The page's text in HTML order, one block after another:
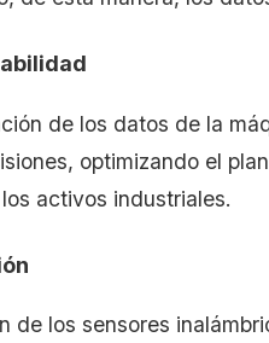
de los datos de la
optimizando el
activos industriales.
de los sensores